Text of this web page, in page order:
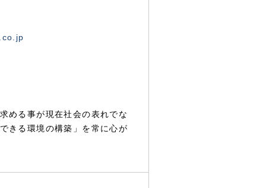
める事が現在社会の表れでな
きる環境の構築」を常に心が